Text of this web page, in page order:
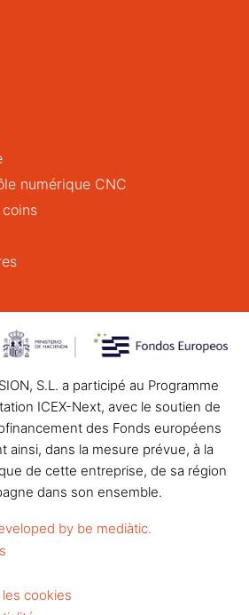
numérique CNC
S.L. a participé au Programme
ICEX-Next, avec le soutien de
des Fonds européens
ainsi, dans la mesure prévue, à la
de cette entreprise, de sa région
dans son ensemble.
by be mediàtic.
cookies